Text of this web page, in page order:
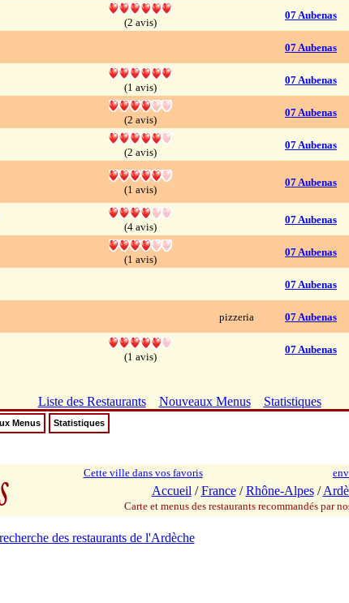
(2 avis)
07 Aubenas
07 Aubenas
(1 avis)
07 Aubenas
(2 avis)
07 Aubenas
(2 avis)
07 Aubenas
(1 avis)
07 Aubenas
(4 avis)
07 Aubenas
(1 avis)
07 Aubenas
07 Aubenas
pizzeria 07 Aubenas
(1 avis)
07 Aubenas
Liste des Restaurants Nouveaux Menus Statistiques
Menus Statistiques
Cette ville dans vos favoris
Accueil /France/Rhône-Alpes/
Carte et menus des restaurants recommandés par
recherche des restaurants de l'Ardèche